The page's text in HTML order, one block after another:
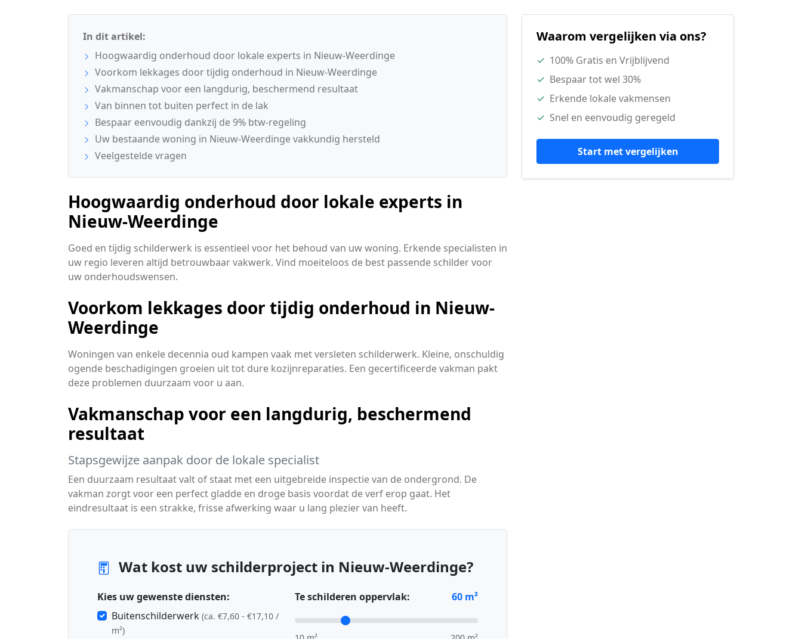
In dit artikel:
Hoogwaardig onderhoud door lokale experts in Nieuw-Weerdinge
Voorkom lekkages door tijdig onderhoud in Nieuw-Weerdinge
Vakmanschap voor een langdurig, beschermend resultaat
Van binnen tot buiten perfect in de lak
Bespaar eenvoudig dankzij de 9% btw-regeling
Uw bestaande woning in Nieuw-Weerdinge vakkundig hersteld
Veelgestelde vragen
Hoogwaardig onderhoud door lokale experts in
Nieuw-Weerdinge
Goed en tijdig schilderwerk is essentieel voor het behoud van uw woning. Erkende specialisten in
uw regio leveren altijd betrouwbaar vakwerk. Vind moeiteloos de best passende schilder voor
uw onderhoudswensen.
Voorkom lekkages door tijdig onderhoud in Nieuw-
Weerdinge
Woningen van enkele decennia oud kampen vaak met versleten schilderwerk. Kleine, onschuldig
ogende beschadigingen groeien uit tot dure kozijnreparaties. Een gecertificeerde vakman pakt
deze problemen duurzaam voor u aan.
Vakmanschap voor een langdurig, beschermend
resultaat
Stapsgewijze aanpak door de lokale specialist
Een duurzaam resultaat valt of staat met een uitgebreide inspectie van de ondergrond. De
vakman zorgt voor een perfect gladde en droge basis voordat de verf erop gaat. Het
eindresultaat is een strakke, frisse afwerking waar u lang plezier van heeft.
Wat kost uw schilderproject in Nieuw-Weerdinge?
Kies uw gewenste diensten:
Buitenschilderwerk (ca. €7,60 - €17,10 /
m²)
Te schilderen oppervlak: 60 m²
Waarom vergelijken via ons?
✓ 100% Gratis en Vrijblijvend
✓ Bespaar tot wel 30%
✓ Erkende lokale vakmensen
✓ Snel en eenvoudig geregeld
Start met vergelijken